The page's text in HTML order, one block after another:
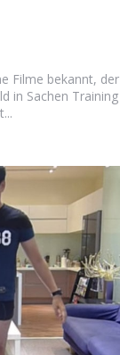
Filme bekannt, der
in Sachen